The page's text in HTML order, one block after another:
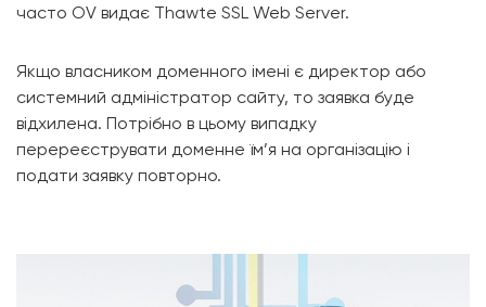
часто OV видає Thawte SSL Web Server.
Якщо власником доменного імені є директор або
системний адміністратор сайту, то заявка буде
відхилена. Потрібно в цьому випадку
перереєструвати доменне їм’я на організацію і
подати заявку повторно.